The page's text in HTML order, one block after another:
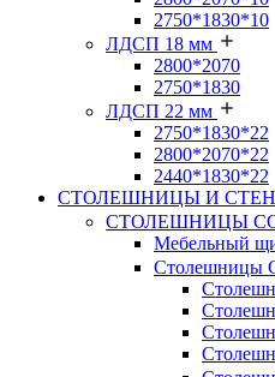
2750*1830*10
ЛДСП 18 мм
2800*2070
2750*1830
ЛДСП 22 мм
2750*1830*22
2800*2070*22
2440*1830*22
СТОЛЕШНИЦЫ И
СТОЛЕШНИЦЫ
Мебельный
Столешницы